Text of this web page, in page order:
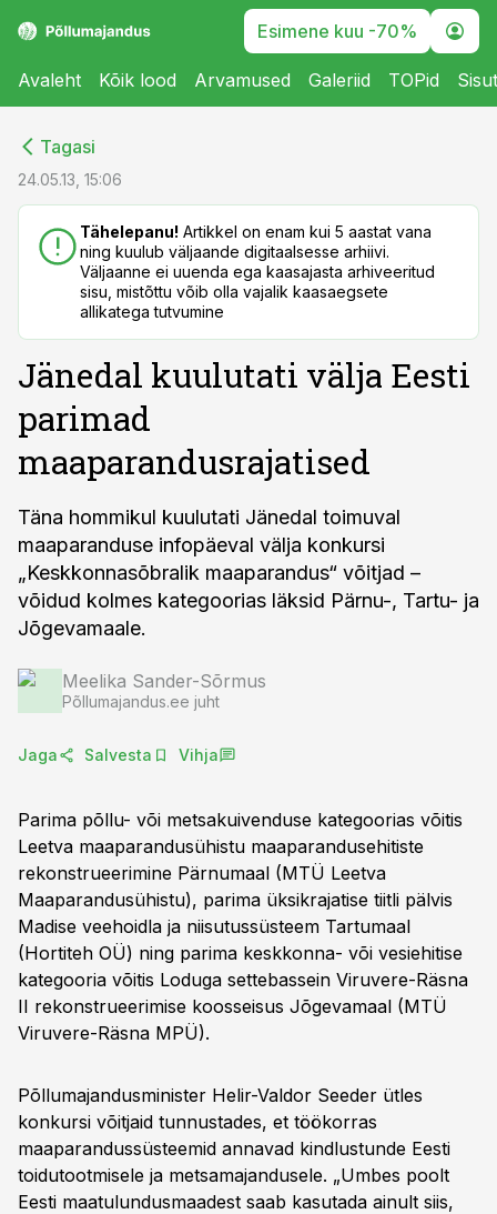
Esimene kuu -70%
Avaleht Kõik lood Arvamused Galeriid TOPid
Tagasi
24.05.13, 15:06
Tähelepanu! Artikkel on enam kui 5 aastat vana
ning kuulub väljaande digitaalsesse arhiivi.
Väljaanne ei uuenda ega kaasajasta arhiveeritud
sisu, mistõttu võib olla vajalik kaasaegsete
allikatega tutvumine
Jänedal kuulutati välja Eesti
parimad
maaparandusrajatised
Täna hommikul kuulutati Jänedal toimuval
maaparanduse infopäeval välja konkursi
„Keskkonnasõbralik maaparandus“ võitjad –
võidud kolmes kategoorias läksid Pärnu-, Tartu- ja
Jõgevamaale.
Meelika Sander-Sõrmus
Põllumajandus.ee juht
Jaga Salvesta Vihja
Parima põllu- või metsakuivenduse kategoorias võitis
Leetva maaparandusühistu maaparandusehitiste
rekonstrueerimine Pärnumaal (MTÜ Leetva
Maaparandusühistu), parima üksikrajatise tiitli pälvis
Madise veehoidla ja niisutussüsteem Tartumaal
(Hortiteh OÜ) ning parima keskkonna- või vesiehitise
kategooria võitis Loduga settebassein Viruvere-Räsna
II rekonstrueerimise koosseisus Jõgevamaal (MTÜ
Viruvere-Räsna MPÜ).
Põllumajandusminister Helir-Valdor Seeder ütles
konkursi võitjaid tunnustades, et töökorras
maaparandussüsteemid annavad kindlustunde Eesti
toidutootmisele ja metsamajandusele. „Umbes poolt
Eesti maatulundusmaadest saab kasutada ainult siis,